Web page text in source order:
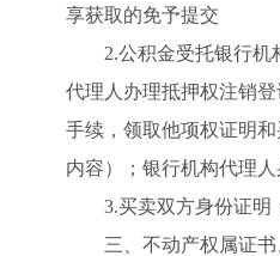
享获取的免予提交
2.公积金受托银行机
代理人办理抵押权注销
手续，领取他项权证明
内容）；银行机构代理人
3.买卖双方身份证明
三、不动产权属证书